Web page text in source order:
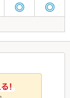
◎ ◎
◎ ◎
9/2 9/3
◎